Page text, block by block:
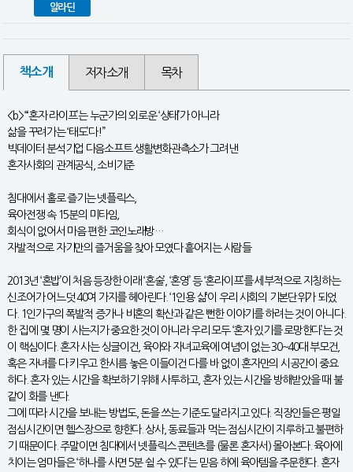
알라딘
책소개 저자소개 목차
<b>“‘혼자 라이프’는 누군가의 외로운 ‘상태’가 아니라
삶을 꾸려가는 ‘태도’다!”
빅데이터 분석기업 다음소프트 생활변화관측소가 그려낸
혼자사회의 관계공식, 소비기준
침대에서 홀로 즐기는 넷플릭스,
육아전쟁 속 15분의 미타임,
회식이 없어서 마음 편한 코인노래방…
자발적으로 자기만의 즐거움을 찾아 모였다 흩어지는 사람들
2013년 ‘혼밥’이 처음 등장한 이래 ‘혼술’, ‘혼영’ 등 ‘혼라이프’를 세부적으로 지칭하는
신조어가 어느덧 40여 가지를 헤아린다. ‘1인용 삶’이 우리 사회의 기본단위가 되었
다. 1인가구의 폭발적 증가나 비혼의 확산과 같은 뻔한 이야기를 하려는 것이 아니다.
한 집에 몇 명이 사는지가 중요한 것이 아니라 우리 모두 ‘혼자 있기를 로망한다’는 것
이 핵심이다. 혼자 사는 싱글이건, 육아와 자녀교육에 여념이 없는 30~40대 부모건,
혹은 자녀를 다 키우고 한시름 놓은 이들이건 다를 바 없이 혼자만의 시공간이 중요
하다. 혼자 있는 시간을 확보하기 위해 사투하고, 혼자 있는 시간을 방해받았을 때 불
같이 화를 낸다.
그에 따라 시간을 보내는 방법도, 돈을 쓰는 기준도 달라지고 있다. 직장인들은 평일
점심시간이면 헬스장으로 향한다. 상사, 동료들과 먹는 점심시간이 지루하고 불편하
기 때문이다. 주말이면 침대에서 넷플릭스 콘텐츠를 (물론 혼자서) 몰아본다. 육아에
치이는 엄마들은 ‘하나를 사면 5분 쉴 수 있다’는 믿음 하에 육아템을 주문한다. 혼자